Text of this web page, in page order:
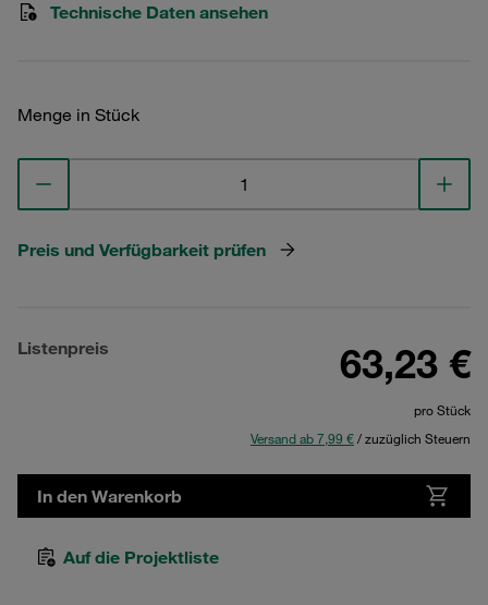
Technische Daten ansehen
Menge in Stück
Preis und Verfügbarkeit prüfen
Listenpreis 63,23 €
pro Stück
Versand ab 7,99 €/ zuzüglich Steuern
In den Warenkorb
Auf die Projektliste